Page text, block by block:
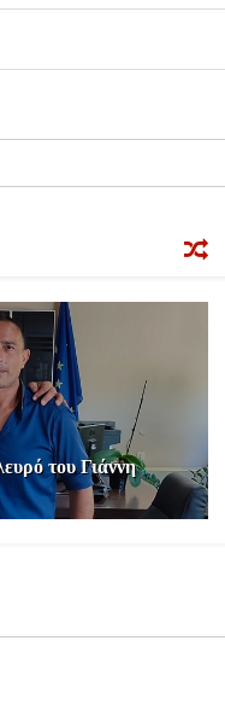
του Γιάννη